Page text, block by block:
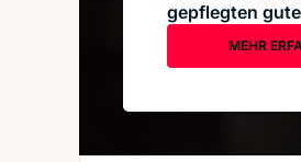
gepflegten
MEHR